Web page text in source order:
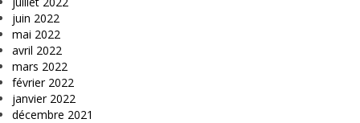
juin 2022
mai 2022
avril 2022
mars 2022
février 2022
janvier 2022
décembre 2021